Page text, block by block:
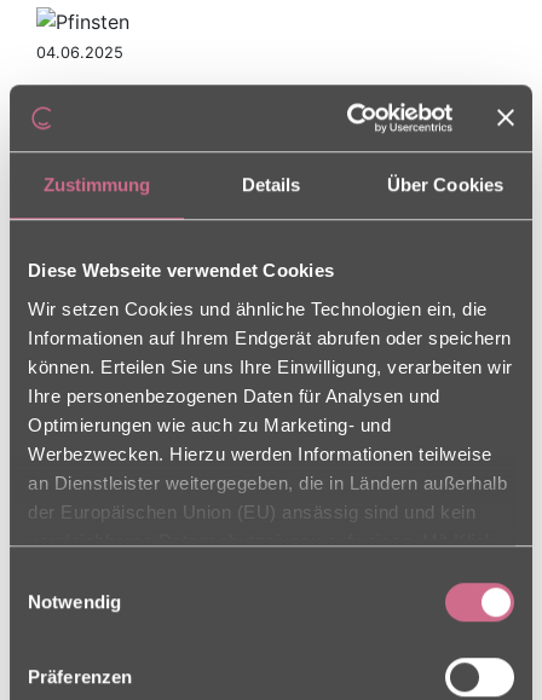
Zustimmung Details Über Cookies
Diese Webseite verwendet Cookies
Wir setzen Cookies und ähnliche Technologien ein, die
Informationen auf Ihrem Endgerät abrufen oder speichern
können. Erteilen Sie uns Ihre Einwilligung, verarbeiten wir
Ihre personenbezogenen Daten für Analysen und
Optimierungen wie auch zu Marketing- und
Werbezwecken. Hierzu werden Informationen teilweise
an Dienstleister weitergegeben, die in Ländern außerhalb
der Europäischen Union (EU) ansässig sind und kein
vergleichbares Datenschutzniveau aufweisen. Mit Klick
Verwendung als auch der Drittstaatenübermittlung zu.
Ihre Einwilligung können Sie jederzeit in den Cookie-
Einstellungen, in denen Sie auch weitere Details zu
unseren Cookies finden, widerrufen oder abstufen.
Notwendig
Präferenzen
04.06.2025
Man muss die Feste feiern,
wie sie kommen…- so auch
am 04.06.25 zu unserem
Pfingstfest.
Frau Antje Lippke kam zum
ersten Mal ins Charleston
Wohn- und Pflegezentrum
Seehof und die
Alleinunterhalterin begeisterte
sofort die Senioren.
Zwischen kleineren